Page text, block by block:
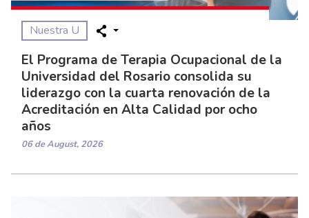
Nuestra U
El Programa de Terapia Ocupacional de la
Universidad del Rosario consolida su
liderazgo con la cuarta renovación de la
Acreditación en Alta Calidad por ocho
años
06 de August, 2026